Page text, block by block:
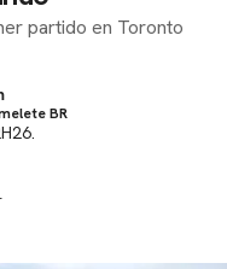
partido en Toronto
BR